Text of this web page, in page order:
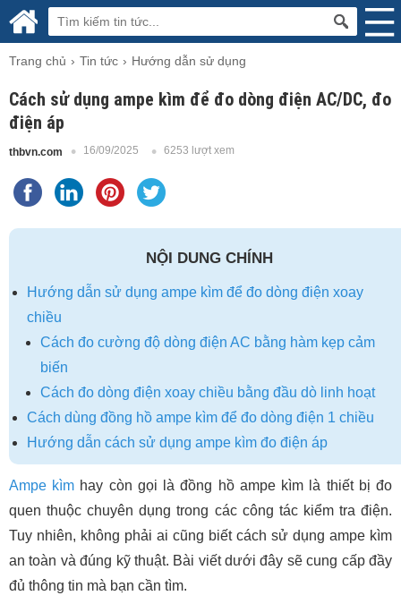
Trang chủ Tin tức Hướng dẫn sử dụng
Cách sử dụng ampe kìm để đo dòng điện AC/DC, đo
điện áp
thbvn.com 16/09/2025 6253 lượt xem
NỘI DUNG CHÍNH
Hướng dẫn sử dụng ampe kìm để đo dòng điện xoay
chiều
Cách đo cường độ dòng điện AC bằng hàm kẹp cảm
biến
Cách đo dòng điện xoay chiều bằng đầu dò linh hoạt
Cách dùng đồng hồ ampe kìm để đo dòng điện 1 chiều
Hướng dẫn cách sử dụng ampe kìm đo điện áp
Ampe kìm hay còn gọi là đồng hồ ampe kìm là thiết bị đo
quen thuộc chuyên dụng trong các công tác kiểm tra điện.
Tuy nhiên, không phải ai cũng biết cách sử dụng ampe kìm
an toàn và đúng kỹ thuật. Bài viết dưới đây sẽ cung cấp đầy
đủ thông tin mà bạn cần tìm.